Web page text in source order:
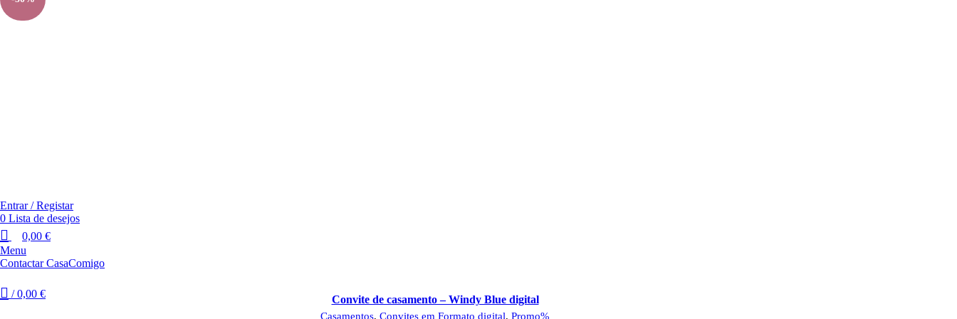
Entrar / Registar
0 Lista de desejos
0,00 €
Menu
Contactar CasaComigo
/ 0,00 €
Convite de casamento – Windy Blue digital
Casamentos, Convites em Formato digital, Promo%